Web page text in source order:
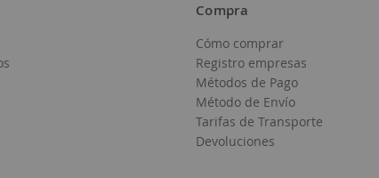
Compra
Cómo comprar
Registro empresas
Métodos de Pago
Método de Envío
Tarifas de Transporte
Devoluciones